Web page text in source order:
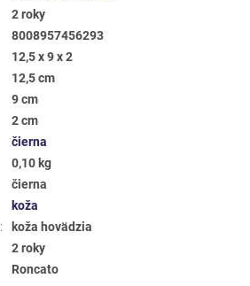
2 roky
8008957456293
12,5 x 9 x 2
12,5 cm
9 cm
2 cm
čierna
0,10 kg
čierna
koža
:
koža hovädzia
2 roky
Roncato